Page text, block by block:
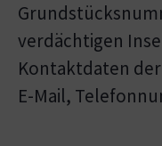
verdächtigen
Kontaktdaten
E-Mail,